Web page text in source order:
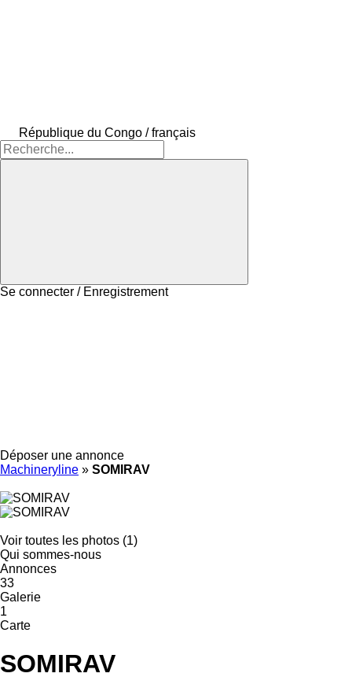
République du Congo / français
Se connecter / Enregistrement
Déposer une annonce
Machineryline » SOMIRAV
Voir toutes les photos (1)
Qui sommes-nous
Annonces
33
Galerie
1
Carte
SOMIRAV